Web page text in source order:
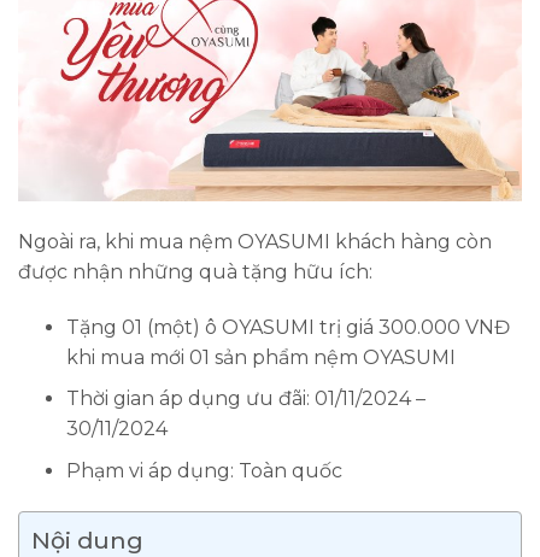
Ngoài ra, khi mua nệm OYASUMI khách hàng còn
được nhận những quà tặng hữu ích:
Tặng 01 (một) ô OYASUMI trị giá 300.000 VNĐ
khi mua mới 01 sản phẩm nệm OYASUMI
Thời gian áp dụng ưu đãi: 01/11/2024 –
30/11/2024
Phạm vi áp dụng: Toàn quốc
Nội dung